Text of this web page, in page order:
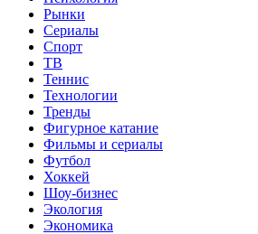
Рынки
Сериалы
Спорт
ТВ
Теннис
Технологии
Тренды
Фигурное катание
Фильмы и сериалы
Футбол
Хоккей
Шоу-бизнес
Экология
Экономика